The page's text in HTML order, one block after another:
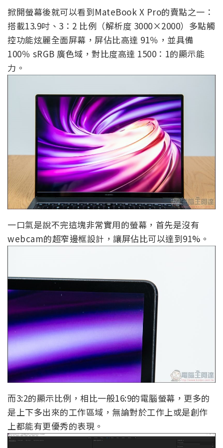
掀開螢幕後就可以看到MateBook X Pro的賣點之一：
搭載13.9吋、3：2 比例（解析度 3000×2000）多點觸
控功能炫麗全面屏幕，屏佔比高達 91％，並具備
100％ sRGB 廣色域，對比度高達 1500：1的顯示能
力。
一口氣是說不完這塊非常實用的螢幕，首先是沒有
webcam的超窄邊框設計，讓屏佔比可以達到91%。
而3:2的顯示比例，相比一般16:9的電腦螢幕，更多的
是上下多出來的工作區域，無論對於工作上或是創作
上都能有更優秀的表現。